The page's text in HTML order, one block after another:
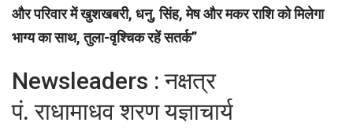
और परिवार में खुशखबरी, धनु, सिंह, मेष और मकर राशि को मिलेगा
भाग्य का साथ, तुला-वृश्चिक रहें सतर्क”
Newsleaders : नक्षत्र
पं. राधामाधव शरण यज्ञाचार्य